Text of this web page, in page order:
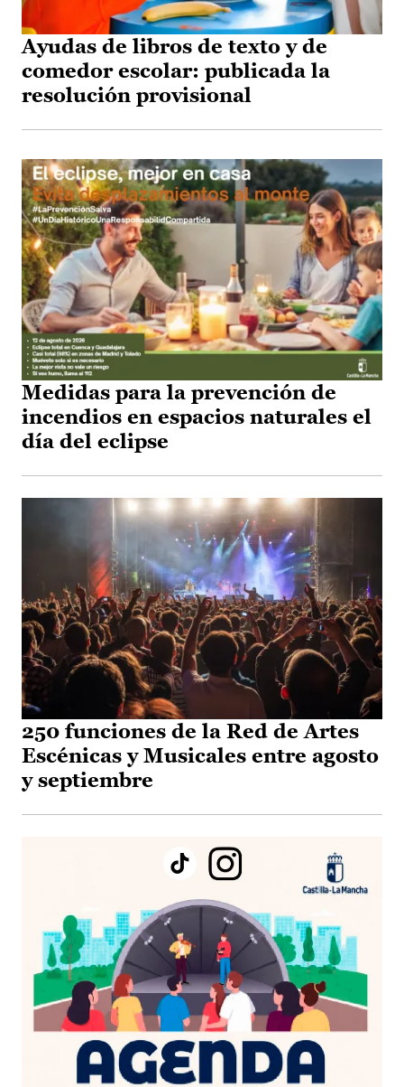
Ayudas de libros de texto y de
comedor escolar: publicada la
resolución provisional
Medidas para la prevención de
incendios en espacios naturales el
día del eclipse
250 funciones de la Red de Artes
Escénicas y Musicales entre agosto
y septiembre